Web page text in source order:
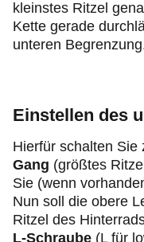
kleinstes Ritzel
Kette gerade
unteren
Einstellen des
Hierfür schalten Sie
Gang (größtes
Sie (wenn
Nun soll die obere
Ritzel des
L-Schraube (L für